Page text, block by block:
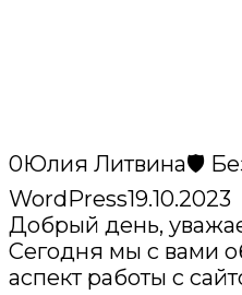
0Юлия Литвина🛡️
WordPress19.10.2023
Добрый день,
Сегодня мы с вами
аспект работы с